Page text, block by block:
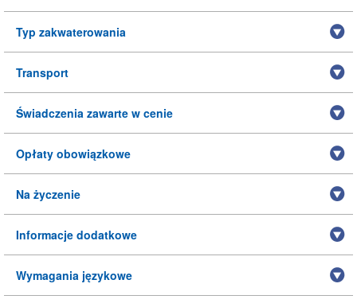
Typ zakwaterowania
Transport
Świadczenia zawarte w cenie
Opłaty obowiązkowe
Na życzenie
Informacje dodatkowe
Wymagania językowe